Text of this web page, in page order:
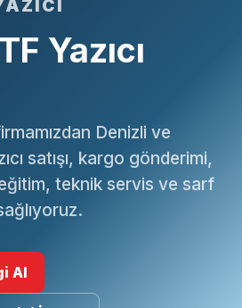
Yazıcı
Denizli ve
satışı, kargo gönderimi,
teknik servis ve sarf
Al